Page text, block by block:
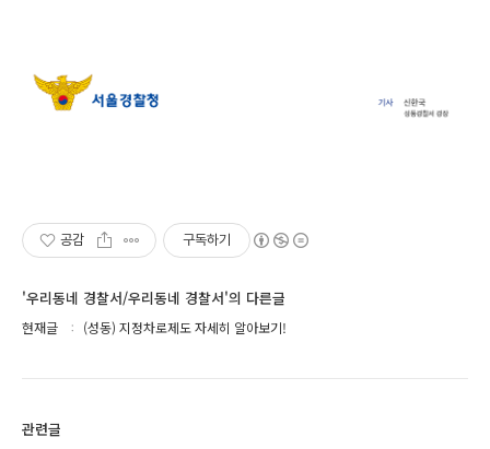
공감 구독하기
'우리동네 경찰서/우리동네 경찰서'의 다른글
현재글 (성동) 지정차로제도 자세히 알아보기!
관련글